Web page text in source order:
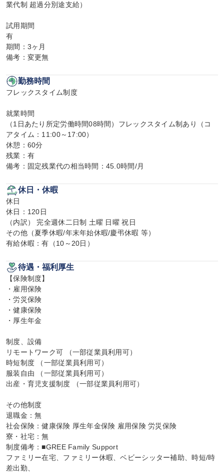
業代制 超過分別途支給）
試用期間
有
期間：3ヶ月
備考：変更無
勤務時間
フレックスタイム制度
就業時間
（1日あたり所定労働時間08時間）フレックスタイム制あり（コ
アタイム：11:00～17:00）
休憩：60分
残業：有
備考：固定残業代の相当時間：45.0時間/月
休日・休暇
休日
休日：120日
（内訳） 完全週休二日制 土曜 日曜 祝日
その他（夏季休暇/年末年始休暇/慶弔休暇 等）
有給休暇：有（10～20日）
待遇・福利厚生
【保険制度】
・雇用保険
・労災保険
・健康保険
・厚生年金
制度、設備
リモートワーク可 （一部従業員利用可）
時短制度 （一部従業員利用可）
服装自由 （一部従業員利用可）
出産・育児支援制度 （一部従業員利用可）
その他制度
退職金：無
社会保険：健康保険 厚生年金保険 雇用保険 労災保険
寮・社宅：無
制度備考：■GREE Family Support
ファミリー在宅、ファミリー休暇、ベビーシッター補助、時短/時
差出勤、